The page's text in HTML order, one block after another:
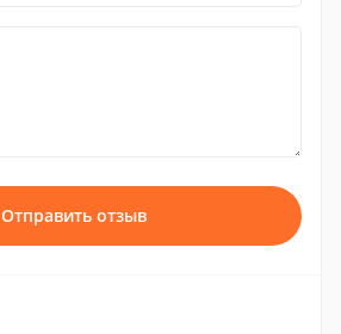
Отправить отзыв